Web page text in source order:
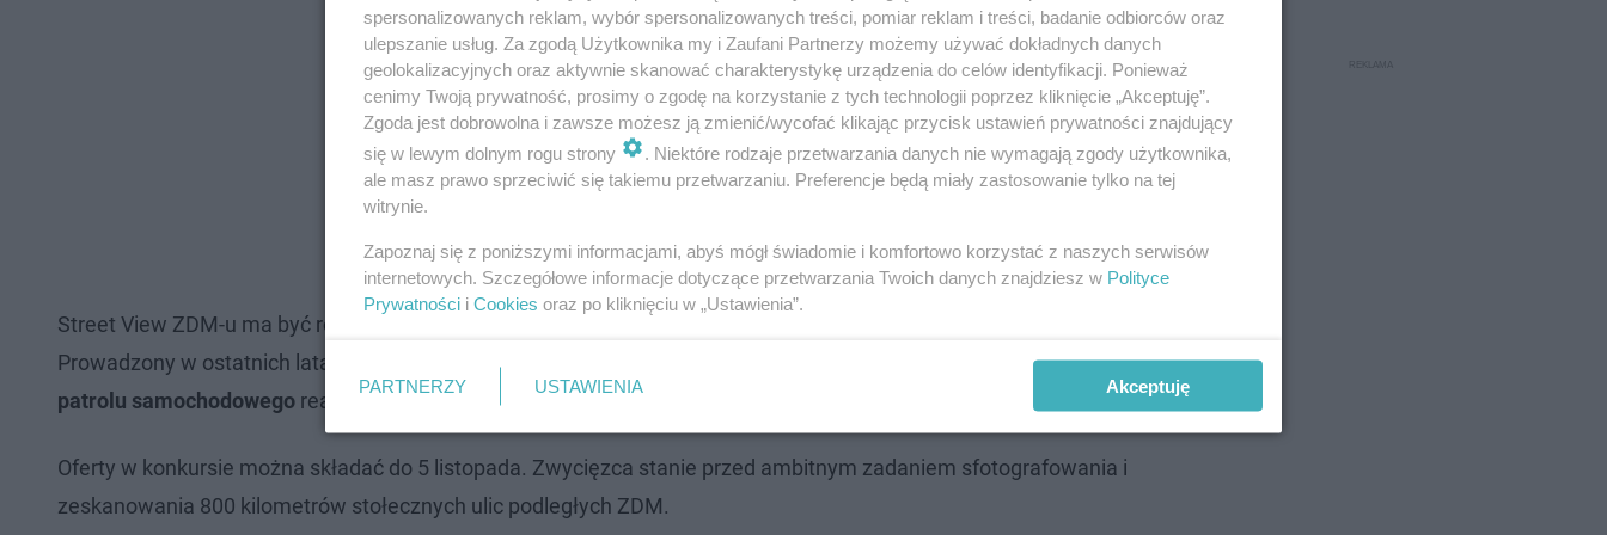
Street View ZDM-u ma być również bardzo przydatne przy wykrywaniu wszelkich awarii drogowych, usterek i dziur.
Prowadzony w ostatnich latach pilotaż
potwierdził 10-krotnie większą wykrywalność awarii niż w trakcie zwykłego
patrolu samochodowego realizowanego przez pracowników tej miejskiej instytucji.
Oferty w konkursie można składać do 5 listopada. Zwycięzca stanie przed ambitnym zadaniem sfotografowania i
zeskanowania 800 kilometrów stołecznych ulic podległych ZDM.
spersonalizowanych reklam, wybór spersonalizowanych treści, pomiar reklam i treści, badanie odbiorców oraz
ulepszanie usług. Za zgodą Użytkownika my i Zaufani Partnerzy możemy używać dokładnych danych
geolokalizacyjnych oraz aktywnie skanować charakterystykę urządzenia do celów identyfikacji. Ponieważ
cenimy Twoją prywatność, prosimy o zgodę na korzystanie z tych technologii poprzez kliknięcie „Akceptuję”.
Zgoda jest dobrowolna i zawsze możesz ją zmienić/wycofać klikając przycisk ustawień prywatności znajdujący
się w lewym dolnym rogu strony
. Niektóre rodzaje przetwarzania danych nie wymagają zgody użytkownika,
ale masz prawo sprzeciwić się takiemu przetwarzaniu. Preferencje będą miały zastosowanie tylko na tej
witrynie.
Zapoznaj się z poniższymi informacjami, abyś mógł świadomie i komfortowo korzystać z naszych serwisów
internetowych. Szczegółowe informacje dotyczące przetwarzania Twoich danych znajdziesz w Polityce
Prywatności i Cookies oraz po kliknięciu w „Ustawienia”.
PARTNERZY USTAWIENIA Akceptuję